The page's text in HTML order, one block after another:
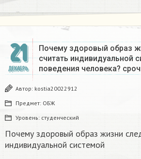
21
ДЕКАБРЬ
Почему здоровый образ
считать индивидуальной
поведения человека?
Автор: kostia20022912
Предмет: ОБЖ
Уровень: студенческий
Почему здоровый образ жизни
индивидуальной системой